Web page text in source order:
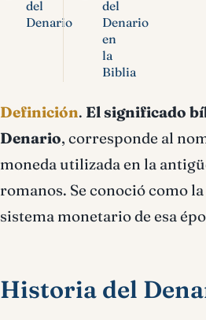
del
Denario
del
Denario
en
la
Biblia
Definición. El significado
Denario, corresponde al
moneda utilizada en la
romanos. Se conoció como la
sistema monetario de esa
Historia del